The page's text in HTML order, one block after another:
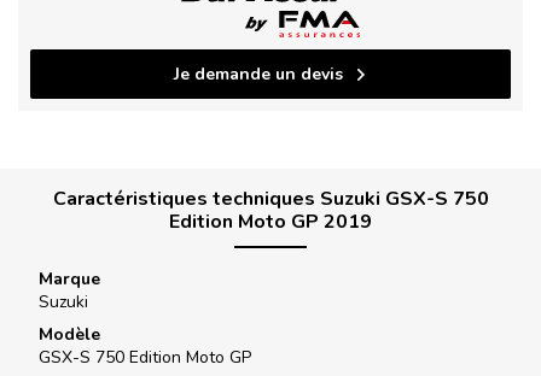
Je demande un devis
Caractéristiques techniques Suzuki GSX-S 750
Edition Moto GP 2019
Marque
Suzuki
Modèle
GSX-S 750 Edition Moto GP